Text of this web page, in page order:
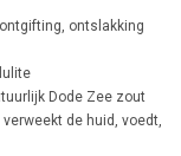
ontslakking
Dode Zee zout
de huid, voedt,